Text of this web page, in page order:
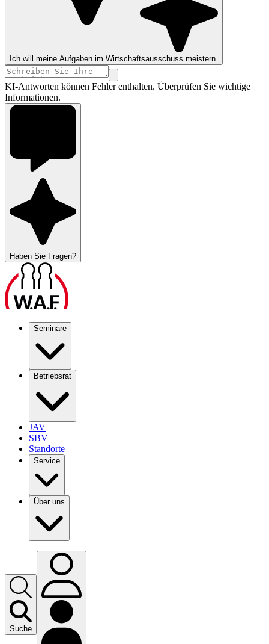
Ich will meine Aufgaben im Wirtschaftsausschuss meistern.
KI-Antworten können Fehler enthalten. Überprüfen Sie wichtige
Informationen.
Haben Sie Fragen?
Seminare
Betriebsrat
JAV
SBV
Standorte
Service
Über uns
Suche